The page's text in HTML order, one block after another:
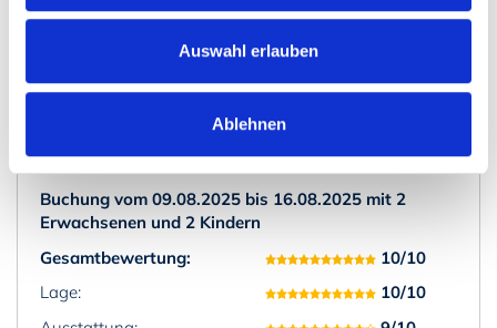
Auswahl erlauben
Ablehnen
Bewertung des Preis-
10/10
Buchung vom 09.08.2025 bis 16.08.2025 mit 2
Erwachsenen und 2 Kindern
Gesamtbewertung:
10/10
Lage:
10/10